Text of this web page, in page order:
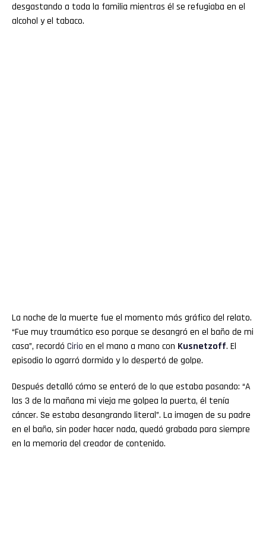
desgastando a toda la familia mientras él se refugiaba en el
alcohol y el tabaco.
La noche de la muerte fue el momento más gráfico del relato.
“Fue muy traumático eso porque se desangró en el baño de mi
casa”, recordó Cirio en el mano a mano con Kusnetzoff. El
episodio lo agarró dormido y lo despertó de golpe.
Después detalló cómo se enteró de lo que estaba pasando: “A
las 3 de la mañana mi vieja me golpea la puerta, él tenía
cáncer. Se estaba desangrando literal”. La imagen de su padre
en el baño, sin poder hacer nada, quedó grabada para siempre
en la memoria del creador de contenido.